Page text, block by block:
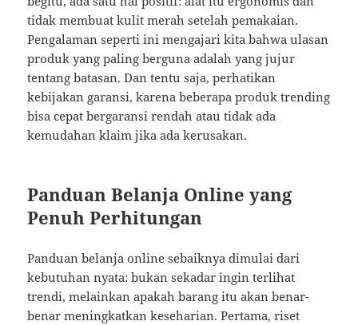
tidak membuat kulit merah setelah pemakaian.
Pengalaman seperti ini mengajari kita bahwa ulasan
produk yang paling berguna adalah yang jujur
tentang batasan. Dan tentu saja, perhatikan
kebijakan garansi, karena beberapa produk trending
bisa cepat bergaransi rendah atau tidak ada
kemudahan klaim jika ada kerusakan.
Panduan Belanja Online yang
Penuh Perhitungan
Panduan belanja online sebaiknya dimulai dari
kebutuhan nyata: bukan sekadar ingin terlihat
trendi, melainkan apakah barang itu akan benar-
benar meningkatkan keseharian. Pertama, riset